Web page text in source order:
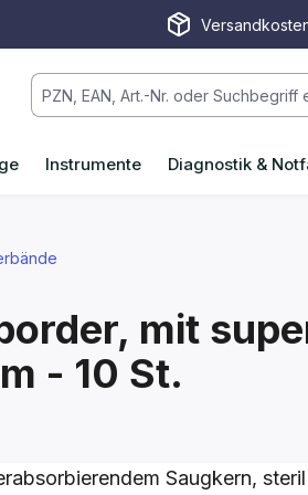
Instrumente Diagnostik &
mit
- 10 St.